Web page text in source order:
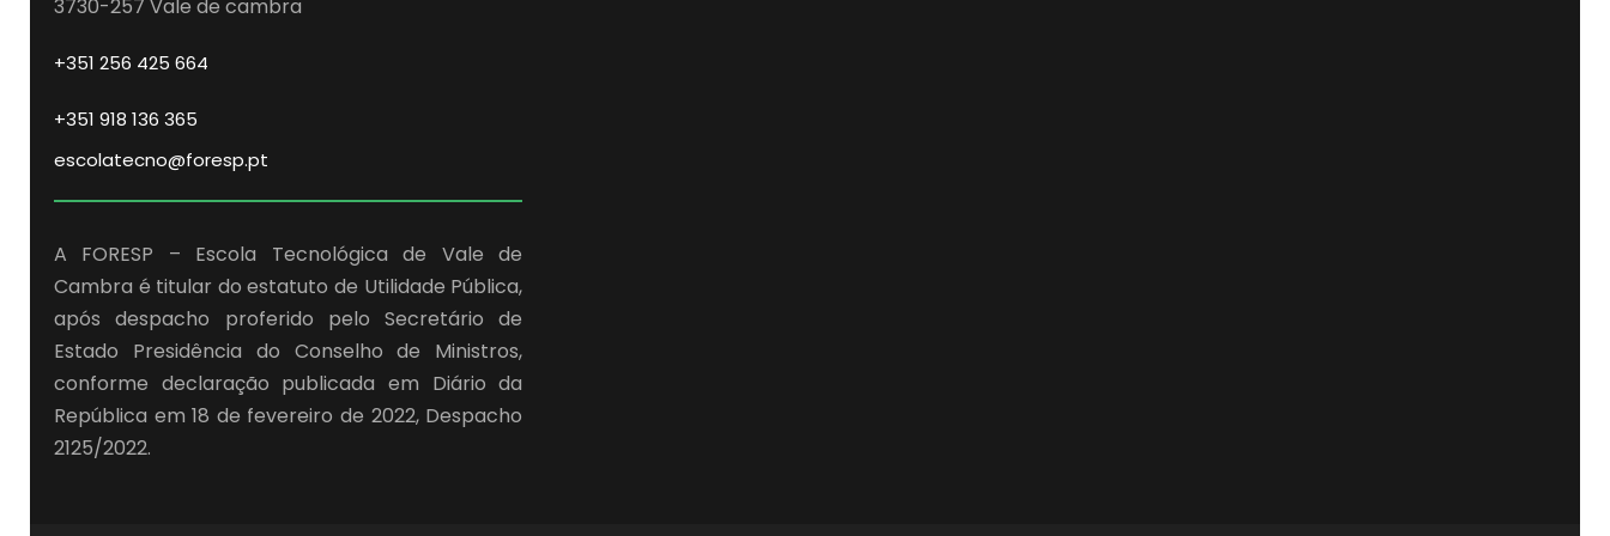
3730-257 Vale de cambra
+351 256 425 664
+351 918 136 365
escolatecno@foresp.pt
A FORESP – Escola Tecnológica de Vale de
Cambra é titular do estatuto de Utilidade Pública,
após despacho proferido pelo Secretário de
Estado Presidência do Conselho de Ministros,
conforme declaração publicada em Diário da
República em 18 de fevereiro de 2022, Despacho
2125/2022.